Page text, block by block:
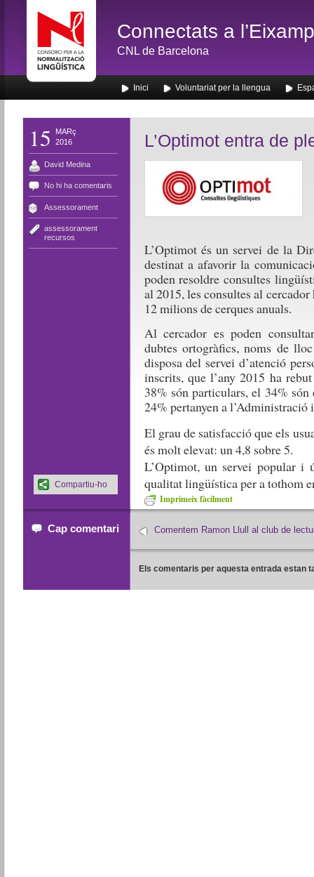
Connectats a
CNL de Barcelona
Inici Voluntariat per la llengua
15
MARç
2016
David Medina
No hi ha comentaris
Assessorament
assessorament,
recursos
L’Optimot entra de
L’Optimot és un servei de la
destinat a afavorir la
poden resoldre consultes
al 2015, les consultes al
12 milions de cerques anuals.
Al cercador es poden
dubtes ortogràfics, noms de
disposa del servei d’atenció
inscrits, que l’any 2015 ha
38% són particulars, el 34%
24% pertanyen a l’Administració
El grau de satisfacció que els
és molt elevat: un 4,8 sobre 5.
L’Optimot, un servei popular
qualitat lingüística per a tothom
Imprimeix fàcilment
Compartiu-ho
Cap comentari Comentem Ramon Llull al club de
Els comentaris per aquesta entrada estan